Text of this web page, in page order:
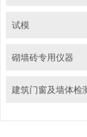
试模
砌墙砖专用仪器
建筑门窗及墙体检